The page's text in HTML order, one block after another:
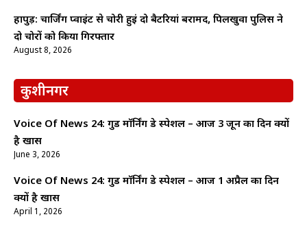
हापुड़: चार्जिंग प्वाइंट से चोरी हुईं दो बैटरियां बरामद, पिलखुवा पुलिस ने
दो चोरों को किया गिरफ्तार
August 8, 2026
कुशीनगर
Voice Of News 24: गुड माॅर्निंग डे स्पेशल – आज 3 जून का दिन क्यों
है खास
June 3, 2026
Voice Of News 24: गुड माॅर्निंग डे स्पेशल – आज 1 अप्रैल का दिन
क्यों है खास
April 1, 2026